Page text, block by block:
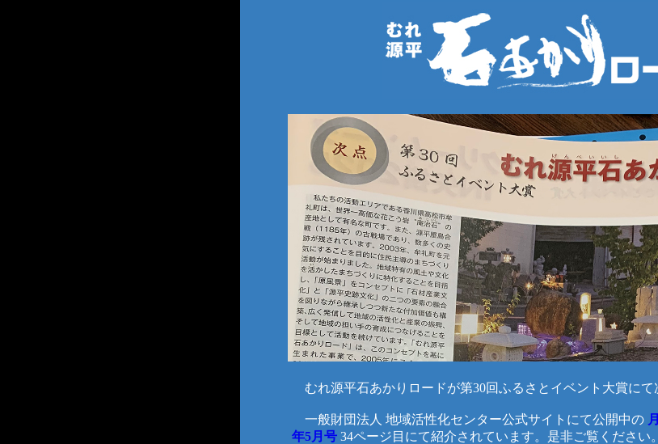
むれ源平石あかりロードが第30回ふるさとイベント大賞にて
一般財団法人 地域活性化センター公式サイトにて公開中の
年5月号 34ページ目にて紹介されています。是非ご覧ください。